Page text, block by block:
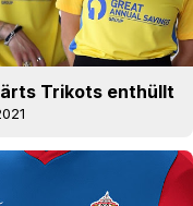
Trikots enthüllt